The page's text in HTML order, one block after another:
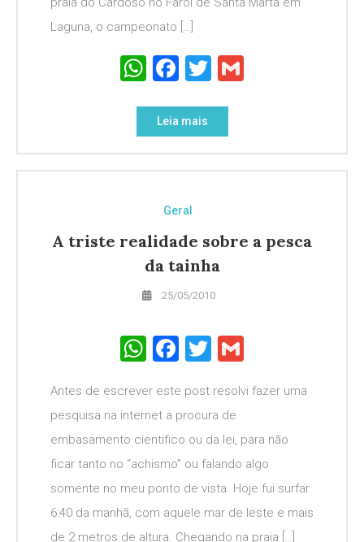
Laguna, o campeonato […]
WhatsApp
Facebook
Twitter
Leia mais
Geral
A triste realidade sobre a pesca
da tainha
25/05/2010
WhatsApp
Facebook
Twitter
Antes de escrever este post resolvi fazer uma
pesquisa na internet a procura de
embasamento cientifico ou da lei, para não
ficar tanto no “achismo” ou falando algo
somente no meu ponto de vista. Hoje fui surfar
6:40 da manhã, com aquele mar de leste e mais
de 2 metros de altura. Chegando na praia […]